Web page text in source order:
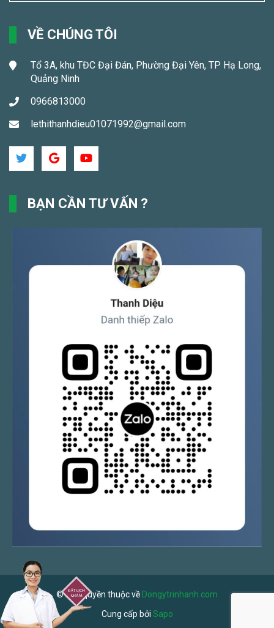
VỀ CHÚNG TÔI
Tổ 3A, khu TĐC Đại Đán, Phường Đại Yên, TP Hạ Long,
Quảng Ninh
0966813000
lethithanhdieu01071992@gmail.com
BẠN CẦN TƯ VẤN ?
© Bản quyền thuộc về Dongytrinhanh.com
Cung cấp bởi Sapo